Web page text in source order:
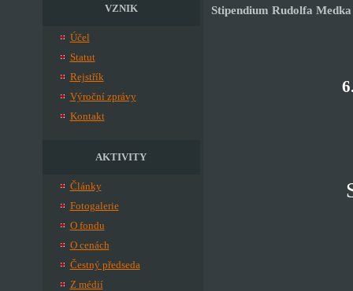
VZNIK
Účel
Statut
Rejstřík
Výroční zprávy
Kontakt
AKTIVITY
Články
Fotogalerie
O fondu
O cenách
Čestný předseda
Z médií
Stipendium Rudolfa